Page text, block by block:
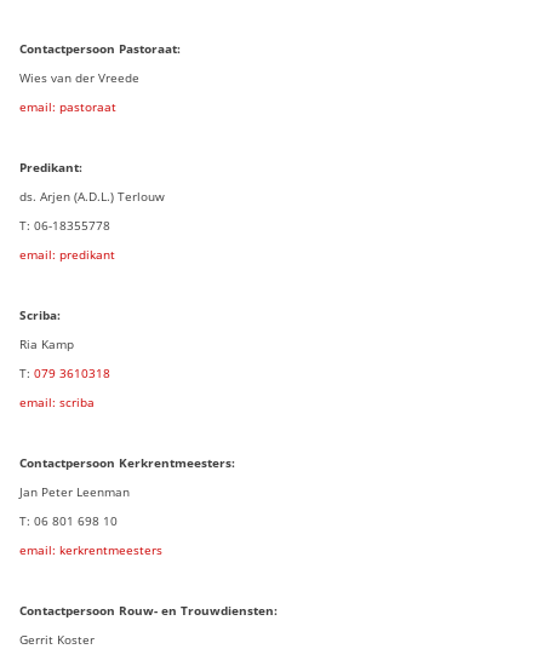
Contactpersoon Pastoraat:
Wies van der Vreede
email: pastoraat
Predikant:
ds. Arjen (A.D.L.) Terlouw
T: 06-18355778
email: predikant
Scriba:
Ria Kamp
T: 079 3610318
email: scriba
Contactpersoon Kerkrentmeesters:
Jan Peter Leenman
T: 06 801 698 10
email: kerkrentmeesters
Contactpersoon Rouw- en Trouwdiensten:
Gerrit Koster